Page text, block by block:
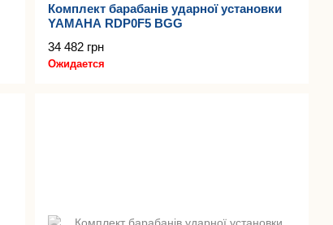
Комплект барабанів ударної установки
YAMAHA RDP0F5 BGG
34 482 грн
Ожидается